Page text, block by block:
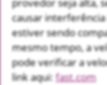
provedor seja alta,
causar
estiver sendo
mesmo tempo, a
pode verificar a
link aqui:fast.com